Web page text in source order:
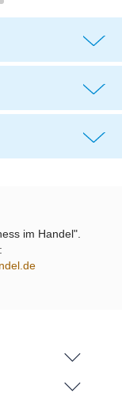
mit VW Polo Typ 6C
im Handel".